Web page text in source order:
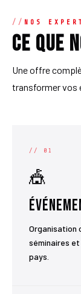
NOS
Ce que
Une offre
transformer vos
// 01
🎪
Organisation
séminaires
pays.